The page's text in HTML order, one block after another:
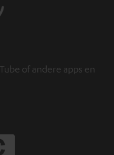
of andere apps en